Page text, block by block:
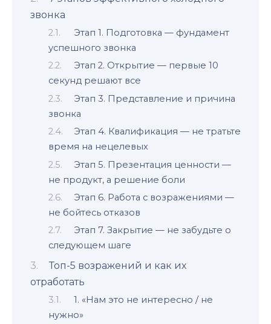
звонка
Этап 1. Подготовка — фундамент
успешного звонка
Этап 2. Открытие — первые 10
секунд решают все
Этап 3. Представление и причина
звонка
Этап 4. Квалификация — не тратьте
время на нецелевых
Этап 5. Презентация ценности —
не продукт, а решение боли
Этап 6. Работа с возражениями —
не бойтесь отказов
Этап 7. Закрытие — не забудьте о
следующем шаге
Топ-5 возражений и как их
отработать
1. «Нам это не интересно / не
нужно»